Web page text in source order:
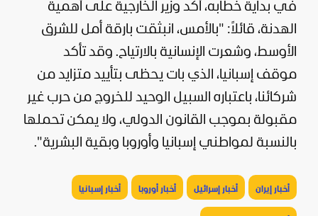
في بداية خطابه، أكد وزير الخارجية على أهمية
الهدنة، قائلاً: "بالأمس، انبثقت بارقة أمل للشرق
الأوسط، وشعرت الإنسانية بالارتياح. وقد تأكد
موقف إسبانيا، الذي بات يحظى بتأييد متزايد من
شركائنا، باعتباره السبيل الوحيد للخروج من حرب غير
مقبولة بموجب القانون الدولي، ولا يمكن تحملها
بالنسبة لمواطني إسبانيا وأوروبا وبقية البشرية".
أخبار إيران أخبار إسرائيل أخبار أوروبا أخبار إسبانيا